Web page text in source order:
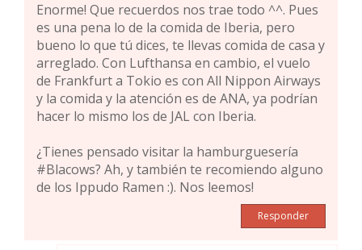
Enorme! Que recuerdos nos trae todo ^^. Pues
es una pena lo de la comida de Iberia, pero
bueno lo que tú dices, te llevas comida de casa y
arreglado. Con Lufthansa en cambio, el vuelo
de Frankfurt a Tokio es con All Nippon Airways
y la comida y la atención es de ANA, ya podrían
hacer lo mismo los de JAL con Iberia.
¿Tienes pensado visitar la hamburguesería
#Blacows? Ah, y también te recomiendo alguno
de los Ippudo Ramen :). Nos leemos!
Responder